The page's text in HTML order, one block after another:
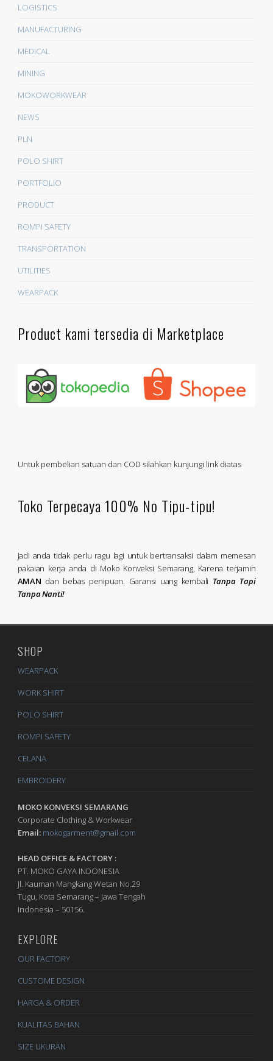
LOGISTICS
MANUFACTURING
MEDICAL
MINING
MOKOWORKWEAR
NEWS
PLN
POLO SHIRT
PORTFOLIO
PRODUCT
ROMPI SAFETY
TRANSPORTATION
UTILITIES
WEARPACK
Product kami tersedia di Marketplace
Untuk pembelian satuan dan COD silahkan kunjungi link diatas
Toko Terpecaya 100% No Tipu-tipu!
Jadi anda tidak perlu ragu lagi untuk bertransaksi dalam memesan
pakaian kerja anda di Moko Konveksi Semarang, Karena terjamin
AMAN dan bebas penipuan. Garansi uang kembali Tanpa Tapi
Tanpa Nanti!
SHOP
WEARPACK
WORK SHIRT
POLO SHIRT
ROMPI SAFETY
CELANA
EMBROIDERY
MOKO KONVEKSI SEMARANG
Corporate Clothing & Workwear
Email: mokogarment@gmail.com
HEAD OFFICE & FACTORY :
PT. MOKO GAYA INDONESIA
Jl. Kauman Mangkang Wetan No.29
Tugu, Kota Semarang – Jawa Tengah
Indonesia – 50156.
EXPLORE
OUR FACTORY
CUSTOME DESIGN
HARGA & ORDER
KUALITAS BAHAN
SIZE UKURAN